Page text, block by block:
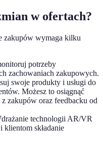
w ofertach?
zakupów wymaga kilku
potrzeby
zachowaniach zakupowych.
swoje produkty i usługi do
Możesz to osiągnąć
zakupów oraz feedbacku od
technologii AR/VR
klientom składanie